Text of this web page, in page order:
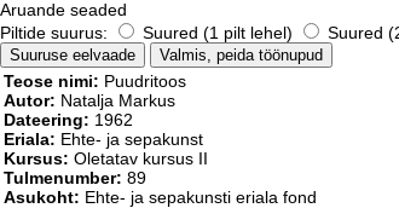
Aruande seaded
Piltide suurus:
Suured (1 pilt lehel) Suured
Teose nimi: Puudritoos
Autor: Natalja Markus
Dateering: 1962
Eriala: Ehte- ja sepakunst
Kursus: Oletatav kursus II
Tulmenumber: 89
Asukoht: Ehte- ja sepakunsti eriala fond